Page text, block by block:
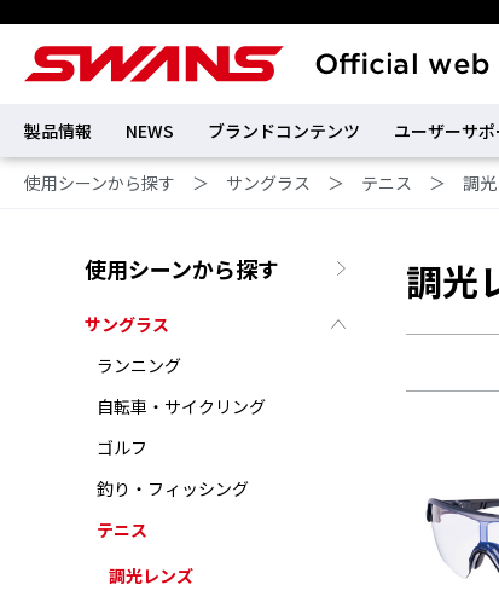
製品情報 NEWS ブランドコンテンツ ユーザーサポ
使用シーンから探す ＞ サングラス ＞ テニス ＞ 調
使用シーンから探す
サングラス
ランニング
自転車・サイクリング
ゴルフ
釣り・フィッシング
テニス
調光レンズ
調光